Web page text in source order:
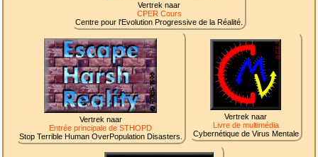
Vertrek naar
CPER Cours
Centre pour l'Evolution Progressive de la Réalité.
Vertrek naar
Entrée principale de STHOPD
Stop Terrible Human OverPopulation Disasters.
Vertrek naar
Livre de multimédia
Cybernétique de Virus Mentale